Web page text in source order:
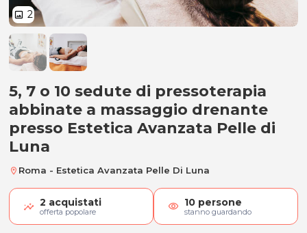
image 2
5, 7 o 10 sedute di
5, 7 o 10 sedute di pressoterapia
abbinate a massaggio drenante
presso Estetica Avanzata Pelle di
Luna
location_on Roma - Estetica Avanzata Pelle Di Luna
2 acquistati
offerta popolare visibility 10 persone
stanno guardando